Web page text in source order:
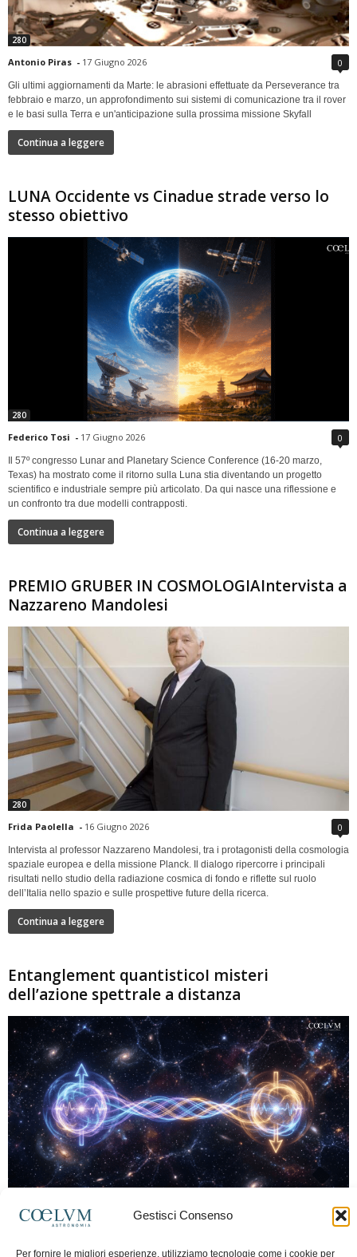
Gestisci Consenso
Per fornire le migliori esperienze, utilizziamo tecnologie come i cookie per
280
Antonio Piras - 17 Giugno 2026 0
Gli ultimi aggiornamenti da Marte: le abrasioni effettuate da Perseverance tra
febbraio e marzo, un approfondimento sui sistemi di comunicazione tra il rover
e le basi sulla Terra e un'anticipazione sulla prossima missione Skyfall
Continua a leggere
LUNA Occidente vs Cinadue strade verso lo
stesso obiettivo
280
Federico Tosi - 17 Giugno 2026 0
Il 57º congresso Lunar and Planetary Science Conference (16-20 marzo,
Texas) ha mostrato come il ritorno sulla Luna stia diventando un progetto
scientifico e industriale sempre più articolato. Da qui nasce una riflessione e
un confronto tra due modelli contrapposti.
Continua a leggere
PREMIO GRUBER IN COSMOLOGIAIntervista a
Nazzareno Mandolesi
280
Frida Paolella - 16 Giugno 2026 0
Intervista al professor Nazzareno Mandolesi, tra i protagonisti della cosmologia
spaziale europea e della missione Planck. Il dialogo ripercorre i principali
risultati nello studio della radiazione cosmica di fondo e riflette sul ruolo
dell’Italia nello spazio e sulle prospettive future della ricerca.
Continua a leggere
Entanglement quantisticoI misteri
dell’azione spettrale a distanza
Marco Lorrai - 15 Giugno 2026 0
moderna: due particelle possono mostrare correlazioni che sembrano ignorare